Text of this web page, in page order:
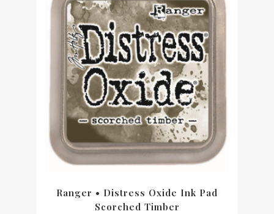
Ranger • Distress Oxide Ink Pad
Scorched Timber